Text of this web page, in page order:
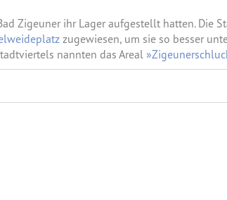
Zigeuner ihr Lager aufgestellt hatten. Die
zugewiesen, um sie so besser
nannten das Areal